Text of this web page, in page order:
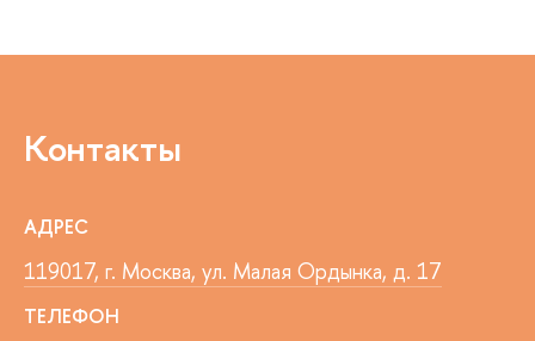
Контакты
АДРЕС
119017, г. Москва, ул. Малая Ордынка, д. 17
ТЕЛЕФОН